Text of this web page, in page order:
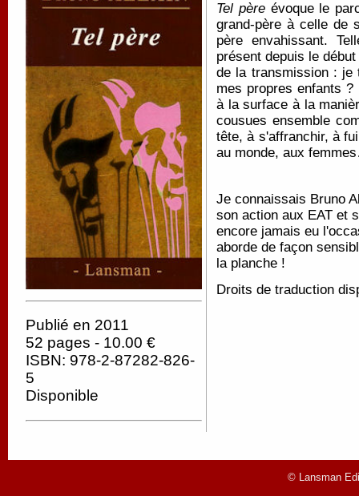
Publié en 2011
52 pages - 10.00 €
ISBN: 978-2-87282-826-
5
Disponible
Tel père évoque le
grand-père à celle de
père envahissant.
présent depuis le
de la transmission : je
mes propres enfants
à la surface à la
cousues ensemble
tête, à s'affranchir, à
au monde, aux
Je connaissais Bruno
son action aux EAT et
encore jamais eu
aborde de façon
la planche !
Droits de traduction
© Lansman